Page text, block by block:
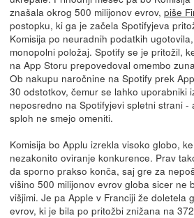
znašala okrog 500 milijonov evrov, piše
postopku, ki ga je začela Spotifyjeva
Komisija po neuradnih podatkih
monopolni položaj. Spotify se je pritožil,
na App Storu prepovedoval omembo
Ob nakupu naročnine na Spotify prek
30 odstotkov, čemur se lahko uporabniki
neposredno na Spotifyjevi spletni strani -
sploh ne smejo omeniti.
Komisija bo Applu izrekla visoko globo,
nezakonito oviranje konkurence. Prav
da sporno prakso konča, saj gre za
višino 500 milijonov evrov globa sicer ne
višjimi. Je pa Apple v Franciji že doletela
evrov, ki je bila po pritožbi znižana na